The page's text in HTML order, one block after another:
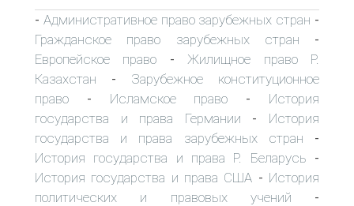
- Административное право зарубежных стран -
Гражданское право зарубежных стран -
Европейское право - Жилищное право Р.
Казахстан - Зарубежное конституционное
право - Исламское право - История
государства и права Германии - История
государства и права зарубежных стран -
История государства и права Р. Беларусь -
История государства и права США - История
политических и правовых учений -